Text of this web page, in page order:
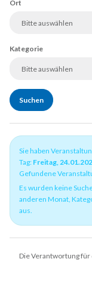
Ort
Kategorie
Sie haben
Tag: Freitag,
Gefundene
Es wurden keine
anderen Monat,
aus.
Die Verantwortung für